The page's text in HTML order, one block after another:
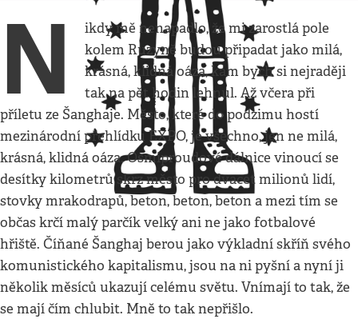
N
ikdy mě nenapadlo, že mi zarostlá pole
kolem Ruzyně budou připadat jako milá,
krásná, klidná oáza, kam bych si nejraději
tak na pět hodin lehnul. Až včera při
příletu ze Šanghaje. Město, které do podzimu hostí
mezinárodní přehlídku EXPO, je všechno, jen ne milá,
krásná, klidná oáza. Osmiproudové dálnice vinoucí se
desítky kilometrů skrz město pro dvacet milionů lidí,
stovky mrakodrapů, beton, beton, beton a mezi tím se
občas krčí malý parčík velký ani ne jako fotbalové
hřiště. Číňané Šanghaj berou jako výkladní skříň svého
komunistického kapitalismu, jsou na ni pyšní a nyní ji
několik měsíců ukazují celému světu. Vnímají to tak, že
se mají čím chlubit. Mně to tak nepřišlo.